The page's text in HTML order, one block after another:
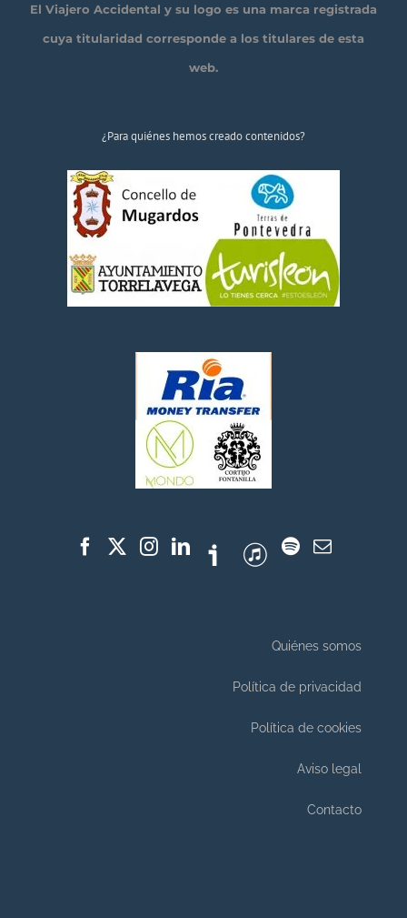
El Viajero Accidental y su logo es una marca registrada
cuya titularidad corresponde a los titulares de esta
web.
¿Para quiénes hemos creado contenidos?
Quiénes somos
Política de privacidad
Política de cookies
Aviso legal
Contacto